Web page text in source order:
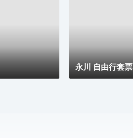
永川 自由行套票